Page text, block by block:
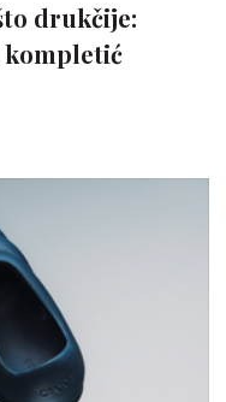
drukčije:
kompletić